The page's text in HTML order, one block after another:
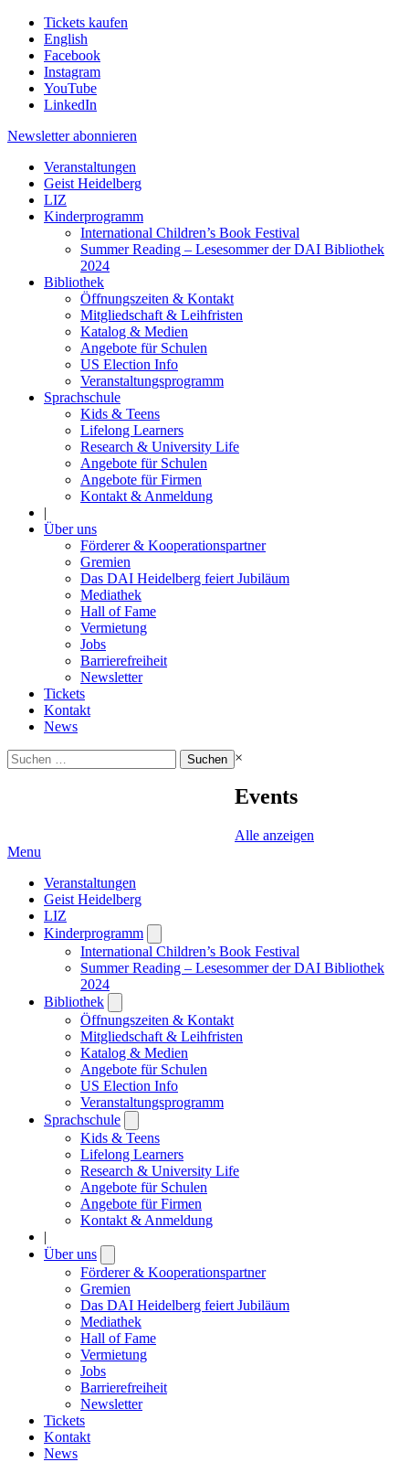
Tickets kaufen
English
Facebook
Instagram
YouTube
LinkedIn
Newsletter abonnieren
Veranstaltungen
Geist Heidelberg
LIZ
Kinderprogramm
International Children’s Book Festival
Summer Reading – Lesesommer der DAI Bibliothek
2024
Bibliothek
Öffnungszeiten & Kontakt
Mitgliedschaft & Leihfristen
Katalog & Medien
Angebote für Schulen
US Election Info
Veranstaltungsprogramm
Sprachschule
Kids & Teens
Lifelong Learners
Research & University Life
Angebote für Schulen
Angebote für Firmen
Kontakt & Anmeldung
|
Über uns
Förderer & Kooperationspartner
Gremien
Das DAI Heidelberg feiert Jubiläum
Mediathek
Hall of Fame
Vermietung
Jobs
Barrierefreiheit
Newsletter
Tickets
Kontakt
News
Suchen
nach:
×
Events
Alle anzeigen
Menu
Veranstaltungen
Geist Heidelberg
LIZ
Kinderprogramm
submenu
International Children’s Book Festival
Summer Reading – Lesesommer der DAI Bibliothek
2024
Bibliothek
submenu
Öffnungszeiten & Kontakt
Mitgliedschaft & Leihfristen
Katalog & Medien
Angebote für Schulen
US Election Info
Veranstaltungsprogramm
Sprachschule
submenu
Kids & Teens
Lifelong Learners
Research & University Life
Angebote für Schulen
Angebote für Firmen
Kontakt & Anmeldung
|
Über uns
submenu
Förderer & Kooperationspartner
Gremien
Das DAI Heidelberg feiert Jubiläum
Mediathek
Hall of Fame
Vermietung
Jobs
Barrierefreiheit
Newsletter
Tickets
Kontakt
News